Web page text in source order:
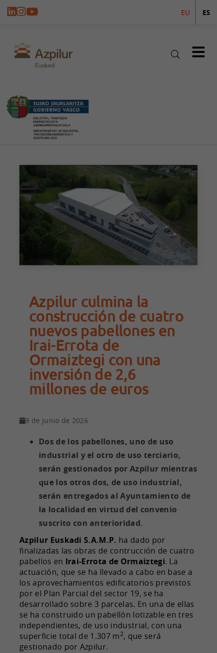
EU ES
Azpilur culmina la
construcción de cuatro
nuevos pabellones en
Irai-Errota de
Ormaiztegi con una
inversión de 2,6
millones de euros
9 de junio de 2026
Dos de los pabellones, uno de uso
industrial y el otro de uso terciario,
serán gestionados por Azpilur mientras
que los otros dos, de uso industrial,
serán entregados al Ayuntamiento de
la localidad en virtud del convenio
suscrito con anterioridad.
Azpilur Euskadi S.A.M.P. ha dado por
finalizadas las obras de contrucción de cuatro
pabellos en Irai-Errota de Ormaiztegi. La
actuación, que se ha llevado a cabo en base a
los aprovechamientos edificatorios previstos
por el Plan Parcial del sector 19, se ha
desarrollado sobre 3 parcelas. En una de ellas
se ha construido un pabellón lotizable en tres
independientes, de uso industrial, con una
superficie total de 1.307 m2, que será
gestionado por Azpilur.